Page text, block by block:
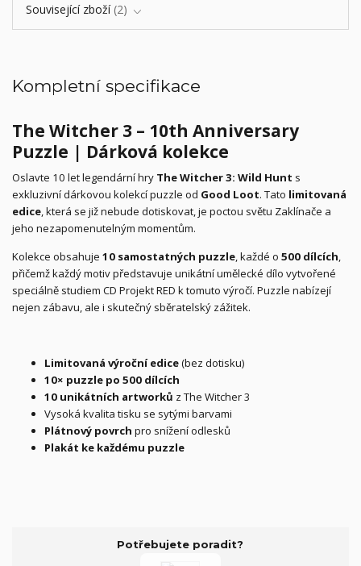
Související zboží 2
Kompletní specifikace
The Witcher 3 – 10th Anniversary
Puzzle | Dárková kolekce
Oslavte 10 let legendární hry The Witcher 3: Wild Hunt s
exkluzivní dárkovou kolekcí puzzle od Good Loot. Tato limitovaná
edice, která se již nebude dotiskovat, je poctou světu Zaklínače a
jeho nezapomenutelným momentům.
Kolekce obsahuje 10 samostatných puzzle, každé o 500 dílcích,
přičemž každý motiv představuje unikátní umělecké dílo vytvořené
speciálně studiem CD Projekt RED k tomuto výročí. Puzzle nabízejí
nejen zábavu, ale i skutečný sběratelský zážitek.
Limitovaná výroční edice(bez dotisku)
10× puzzle po 500 dílcích
10 unikátních artworků z The Witcher 3
Vysoká kvalita tisku se sytými barvami
Plátnový povrch pro snížení odlesků
Plakát ke každému puzzle
Potřebujete poradit?